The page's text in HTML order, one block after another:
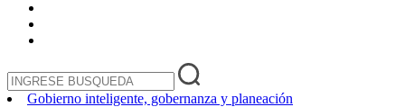
Gobierno inteligente, gobernanza y planeación